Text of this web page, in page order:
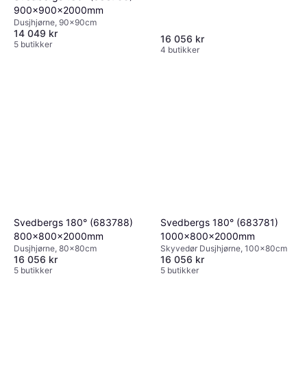
900x900x2000mm
Dusjhjørne, 90x90cm
14 049 kr
5 butikker 16 056 kr
4 butikker
Svedbergs 180° (683788)
800x800x2000mm
Dusjhjørne, 80x80cm
16 056 kr
5 butikker
Svedbergs 180° (683781)
1000x800x2000mm
Skyvedør Dusjhjørne, 100x80cm
16 056 kr
5 butikker